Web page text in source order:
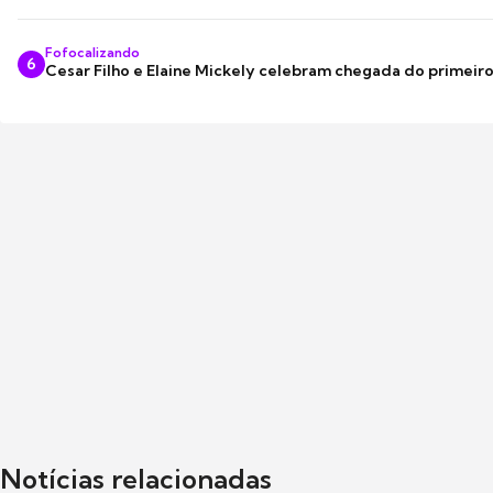
6
Fofocalizando
Cesar Filho e Elaine Mickely celebram chegada do
Notícias relacionadas